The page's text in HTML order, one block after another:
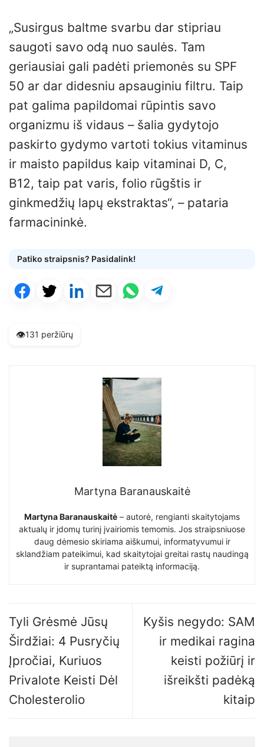
„Susirgus baltme svarbu dar stipriau
saugoti savo odą nuo saulės. Tam
geriausiai gali padėti priemonės su SPF
50 ar dar didesniu apsauginiu filtru. Taip
pat galima papildomai rūpintis savo
organizmu iš vidaus – šalia gydytojo
paskirto gydymo vartoti tokius vitaminus
ir maisto papildus kaip vitaminai D, C,
B12, taip pat varis, folio rūgštis ir
ginkmedžių lapų ekstraktas“, – pataria
farmacininkė.
Patiko straipsnis? Pasidalink!
👁️131 peržiūrų
Martyna Baranauskaitė
Martyna Baranauskaitė – autorė, rengianti skaitytojams
aktualų ir įdomų turinį įvairiomis temomis. Jos straipsniuose
daug dėmesio skiriama aiškumui, informatyvumui ir
sklandžiam pateikimui, kad skaitytojai greitai rastų naudingą
ir suprantamai pateiktą informaciją.
Tyli Grėsmė Jūsų
Širdžiai: 4 Pusryčių
Įpročiai, Kuriuos
Privalote Keisti Dėl
Cholesterolio
Kyšis negydo: SAM
ir medikai ragina
keisti požiūrį ir
išreikšti padėką
kitaip